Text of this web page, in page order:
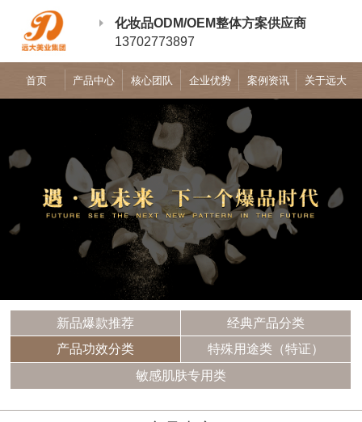
化妆品ODM/OEM整体方案供应商
13702773897
首页 产品中心 核心团队 企业优势 案例资讯 关于远大
新品爆款推荐
经典产品分类
产品功效分类
特殊用途类（特证）
敏感肌肤专用类